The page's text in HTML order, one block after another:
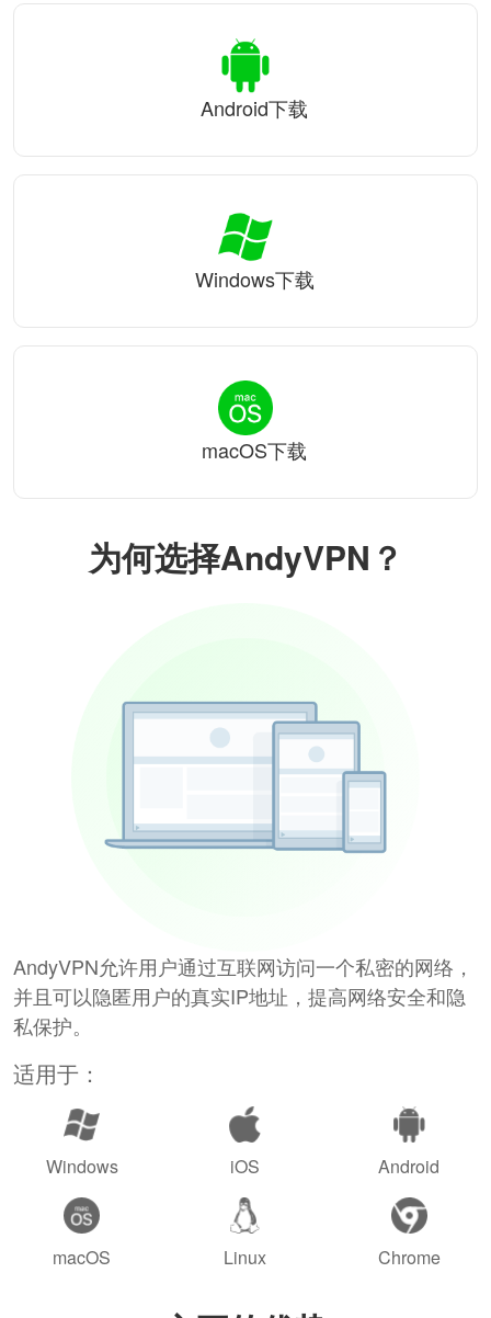
为何选择AndyVPN？
AndyVPN允许用户通过互联网访问一个私密的网络，
并且可以隐匿用户的真实IP地址，提高网络安全和隐
私保护。
适用于：
Windows iOS Android
macOS Linux Chrome
Android下载
Windows下载
macOS下载